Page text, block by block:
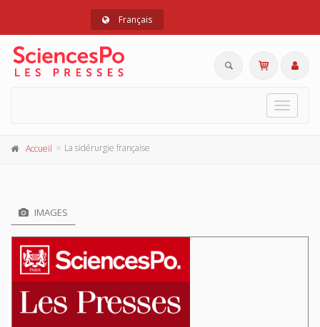
Français
Toggle
Accueil La sidérurgie française
IMAGES